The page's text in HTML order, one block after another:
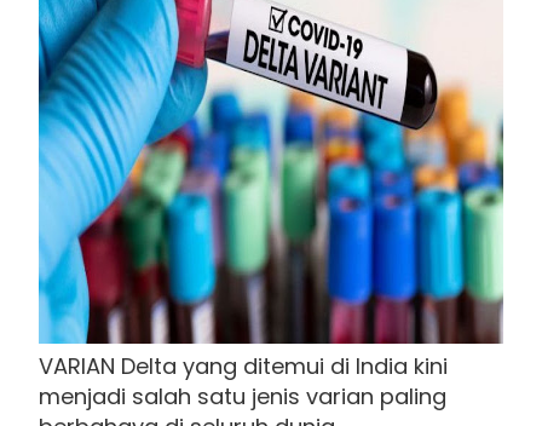
VARIAN Delta yang ditemui di India kini
menjadi salah satu jenis varian paling